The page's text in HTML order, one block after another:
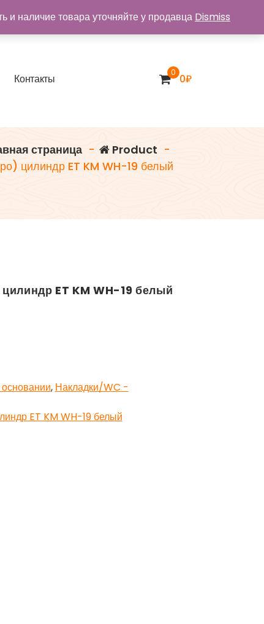
Контакты 0 0₽
страница - Product -
цилиндр ET KM WH-19 белый
ET KM WH-19 белый
, Накладки/WC -
ET KM WH-19 белый
и наличие товара уточняйте у продавца Dismiss